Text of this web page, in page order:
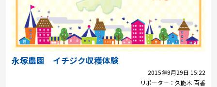
ニュース
天気
プレゼント
永塚農園 イチジク収穫体験
2015年9月29日 15:22
リポーター： 久能木 百香